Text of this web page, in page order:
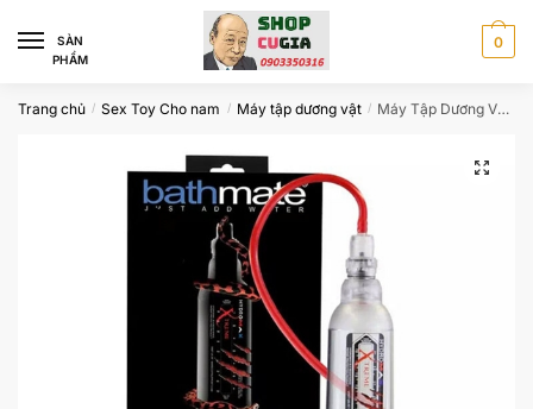
navigation
content
SÀN
PHẨM
0
Trang chủ / Sex Toy Cho nam / Máy tập dương vật / Máy Tập Dương Vật Nước Hydromax Xtreme